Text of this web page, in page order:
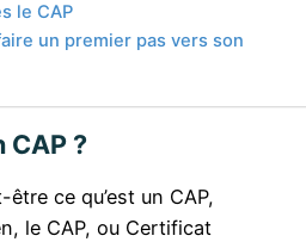
le CAP
un premier pas vers son
CAP ?
ce qu’est un CAP,
le CAP, ou Certificat